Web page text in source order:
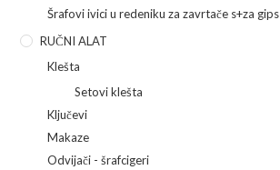
Šrafovi ivici u redeniku za zavrtače s+za gips
RUČNI ALAT
Klešta
Setovi klešta
Ključevi
Makaze
Odvijači - šrafcigeri